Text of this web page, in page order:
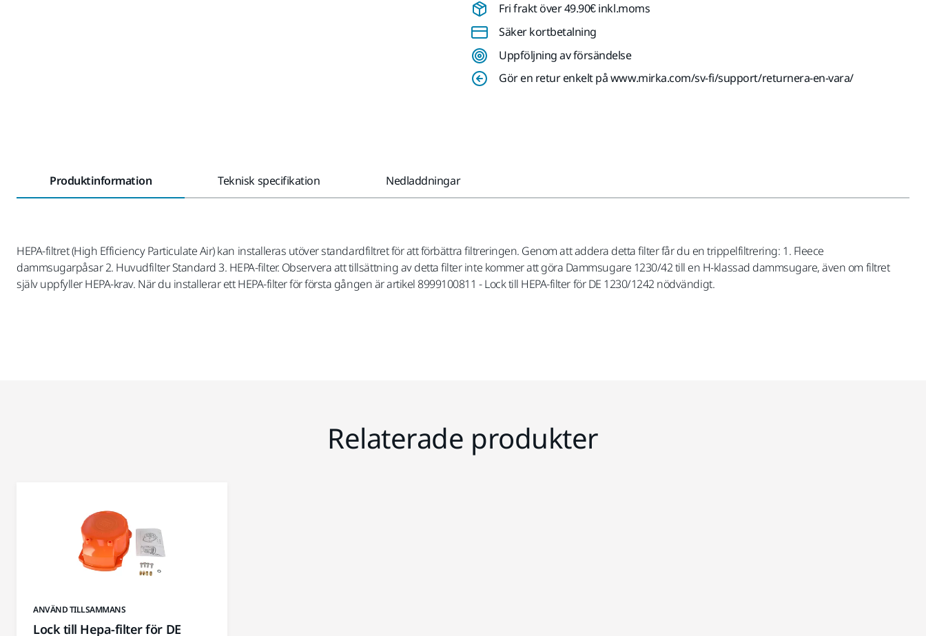
Fri frakt över 49.90€ inkl.moms
Säker kortbetalning
Uppföljning av försändelse
Gör en retur enkelt på www.mirka.com/sv-fi/support/returnera-en-vara/
Produktinformation Teknisk specifikation Nedladdningar
HEPA-filtret (High Efficiency Particulate Air) kan installeras utöver standardfiltret för att förbättra filtreringen. Genom att addera detta filter får du en trippelfiltrering: 1. Fleece
dammsugarpåsar 2. Huvudfilter Standard 3. HEPA-filter. Observera att tillsättning av detta filter inte kommer att göra Dammsugare 1230/42 till en H-klassad dammsugare, även om filtret
själv uppfyller HEPA-krav. När du installerar ett HEPA-filter för första gången är artikel 8999100811 - Lock till HEPA-filter för DE 1230/1242 nödvändigt.
Relaterade produkter
ANVÄND TILLSAMMANS
Lock till Hepa-filter för DE